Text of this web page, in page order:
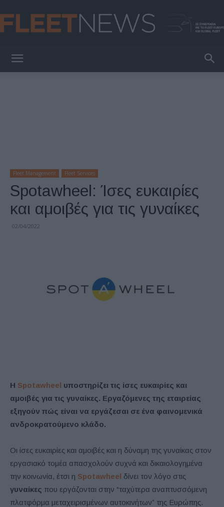
Fleet Management Fleet Services
Spotawheel: Ίσες ευκαιρίες
και αμοιβές για τις γυναίκες
02/04/2022
Η Spotawheel υποστηρίζει τις ίσες ευκαιρίες και
αμοιβές για τις γυναίκες. Εργαζόμενες της εταιρείας
εξηγούν πώς είναι να εργάζεσαι σε ένα φαινομενικά
ανδροκρατούμενο κλάδο.
Οι ίσες ευκαιρίες και αμοιβές και η δύναμη της γυναίκας στον
εργασιακό τομέα απασχολούν συχνά και δικαιολογημένα
την κοινωνία, έτσι η Spotawheel δίνει τον λόγο στις
γυναίκες που εργάζονται στην “ταχύτερα αναπτυσσόμενη
πλατφόρμα μεταχειρισμένων αυτοκινήτων” της Ευρώπης.